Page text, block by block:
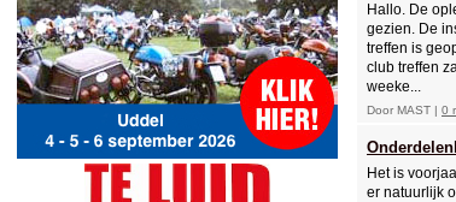
Hallo. De
gezien. De
treffen is
club treffen
weeke...
Door MAST | 0
Het is
er natuurlijk